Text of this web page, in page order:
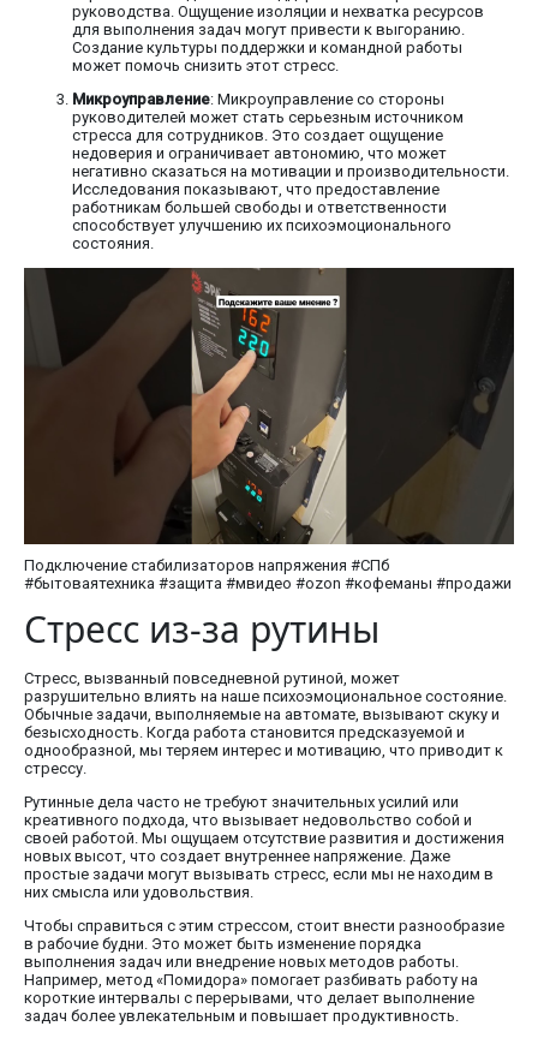
руководства. Ощущение изоляции и нехватка ресурсов
для выполнения задач могут привести к выгоранию.
Создание культуры поддержки и командной работы
может помочь снизить этот стресс.
Микроуправление: Микроуправление со стороны
руководителей может стать серьезным источником
стресса для сотрудников. Это создает ощущение
недоверия и ограничивает автономию, что может
негативно сказаться на мотивации и производительности.
Исследования показывают, что предоставление
работникам большей свободы и ответственности
способствует улучшению их психоэмоционального
состояния.
Подключение стабилизаторов напряжения #СПб
#бытоваятехника #защита #мвидео #ozon #кофеманы #продажи
Стресс из-за рутины
Стресс, вызванный повседневной рутиной, может
разрушительно влиять на наше психоэмоциональное состояние.
Обычные задачи, выполняемые на автомате, вызывают скуку и
безысходность. Когда работа становится предсказуемой и
однообразной, мы теряем интерес и мотивацию, что приводит к
стрессу.
Рутинные дела часто не требуют значительных усилий или
креативного подхода, что вызывает недовольство собой и
своей работой. Мы ощущаем отсутствие развития и достижения
новых высот, что создает внутреннее напряжение. Даже
простые задачи могут вызывать стресс, если мы не находим в
них смысла или удовольствия.
Чтобы справиться с этим стрессом, стоит внести разнообразие
в рабочие будни. Это может быть изменение порядка
выполнения задач или внедрение новых методов работы.
Например, метод «Помидора» помогает разбивать работу на
короткие интервалы с перерывами, что делает выполнение
задач более увлекательным и повышает продуктивность.